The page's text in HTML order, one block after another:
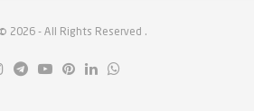
2026 - All Rights Reserved .